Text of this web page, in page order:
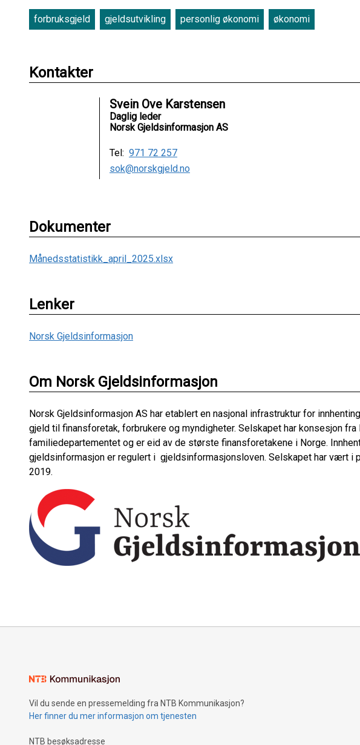
forbruksgjeld gjeldsutvikling personlig økonomi økonomi
Kontakter
Svein Ove Karstensen
Daglig leder
Norsk Gjeldsinformasjon AS
Tel: 971 72 257
sok@norskgjeld.no
Dokumenter
Månedsstatistikk_april_2025.xlsx
Lenker
Norsk Gjeldsinformasjon
Om Norsk Gjeldsinformasjon
Norsk Gjeldsinformasjon AS har etablert en nasjonal infrastruktur for
gjeld til finansforetak, forbrukere og myndigheter. Selskapet har konsesjon fra
familiedepartementet og er eid av de største finansforetakene i Norge.
gjeldsinformasjon er regulert i gjeldsinformasjonsloven. Selskapet har vært i
2019.
Vil du sende en pressemelding fra NTB Kommunikasjon?
Her finner du mer informasjon om tjenesten
NTB besøksadresse